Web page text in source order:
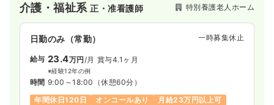
ら徒歩10分ほどのところに位置しています。
介護・福祉系正・准看護師 特別養護老人ホーム
日勤のみ（常勤） 一時募集休止
給与 23.4万円 /月 賞与4.1ヶ月
※経験12年の例
時間 9:00～18:00 （休憩60分）
年間休日120日
オンコールあり 月給23万円以上可